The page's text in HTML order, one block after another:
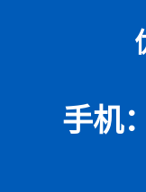
优秀人
手机